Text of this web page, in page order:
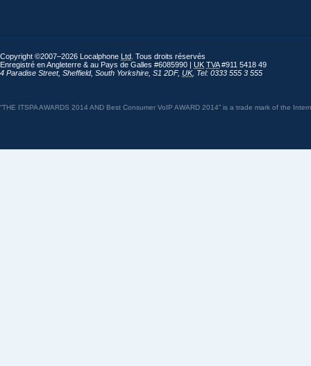
Copyright ©2007–2026 Localphone Ltd . Tous droits réservés
Enregistré en Angleterre & au Pays de Galles #6085990 | UK TVA#911 5418 49
4 Paradise Street, Sheffield, South Yorkshire S1 2DF, UK, Tel: 0333 555 3 555
“THE ITSPA AWARDS 2014 AND Best Consumer VoIP AWARD 2014” is a trade mark of the